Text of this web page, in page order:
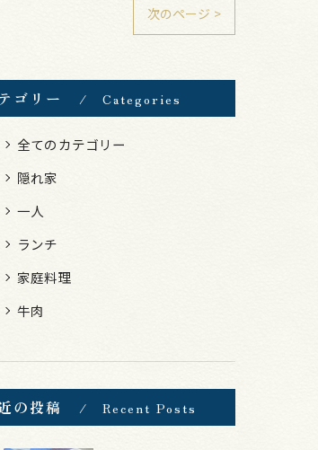
次のページ >
ゴリー Categories
全てのカテゴリー
隠れ家
一人
ランチ
家庭料理
牛肉
の投稿 Recent Posts